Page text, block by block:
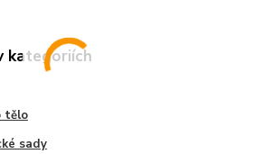
kategoriích
tělo
sady